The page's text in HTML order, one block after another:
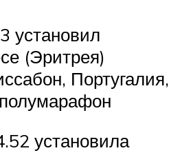
установил
(Эритрея)
Португалия,
установила